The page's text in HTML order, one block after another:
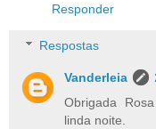
Responder
Respostas
Vanderleia
Obrigada
linda noite.